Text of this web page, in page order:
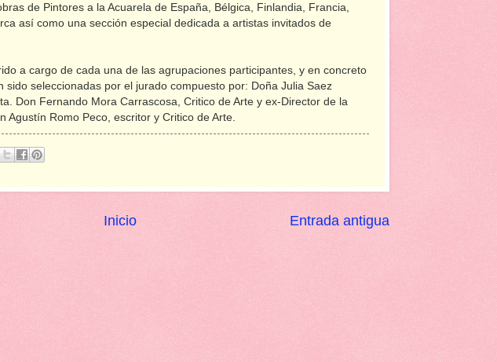
de Pintores a la Acuarela de España, Bélgica, Finlandia, Francia,
así como una sección especial dedicada a artistas invitados de
a cargo de cada una de las agrupaciones participantes, y en concreto
sido seleccionadas por el jurado compuesto por: Doña Julia Saez
Don Fernando Mora Carrascosa, Critico de Arte y ex-Director de la
Agustín Romo Peco, escritor y Critico de Arte.
Entrada antigua
Inicio